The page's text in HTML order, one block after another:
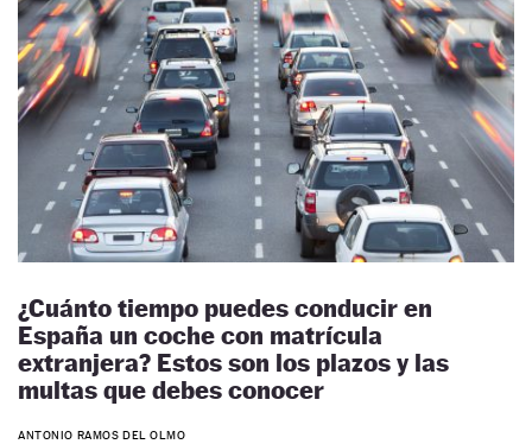
¿Cuánto tiempo puedes conducir en
España un coche con matrícula
extranjera? Estos son los plazos y las
multas que debes conocer
ANTONIO RAMOS DEL OLMO